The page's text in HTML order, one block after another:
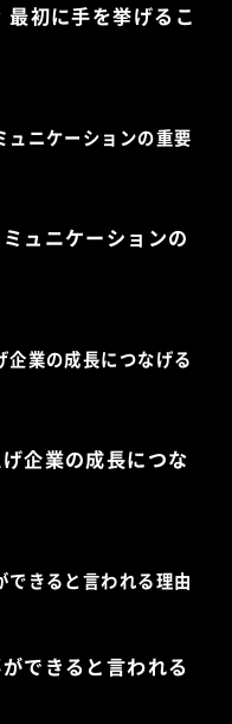
初に手を挙げるこ
ュニケーションの
企業の成長につな
できると言われる